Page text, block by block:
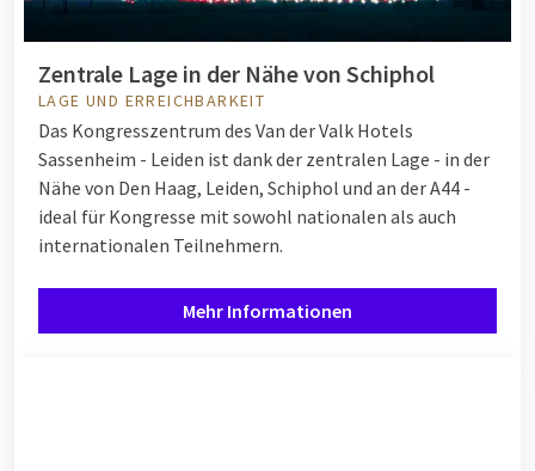
Zentrale Lage in der Nähe von Schiphol
LAGE UND ERREICHBARKEIT
Das Kongresszentrum des Van der Valk Hotels
Sassenheim - Leiden ist dank der zentralen Lage - in der
Nähe von Den Haag, Leiden, Schiphol und an der A44 -
ideal für Kongresse mit sowohl nationalen als auch
internationalen Teilnehmern.
Mehr Informationen